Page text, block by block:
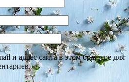
и адрес сайта в этом браузере для